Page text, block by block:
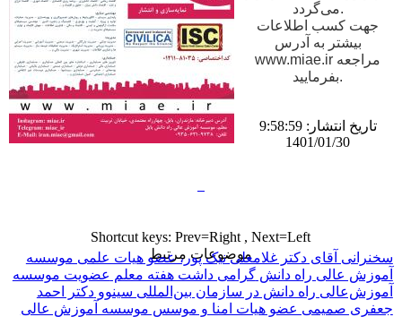
می‌گردد.
جهت کسب اطلاعات
بیشتر به آدرس
www.miae.ir مراجعه
بفرمایید.
تاریخ انتشار: 9:58:59
1401/01/30
Shortcut keys: Prev=Right , Next=Left
موضوعات مرتبط
سخنرانی آقای دکتر غلامعلی نیک پور، عضو هیات علمی موسسه
آموزش عالی راه دانشگرامی داشت هفته معلم عضویت موسسه
آموزش‌عالی راه دانش در سازمان بین‌المللی سینوودکتر احمد
جعفری صمیمی عضو هیات امنا و موسس موسسه آموزش عالی